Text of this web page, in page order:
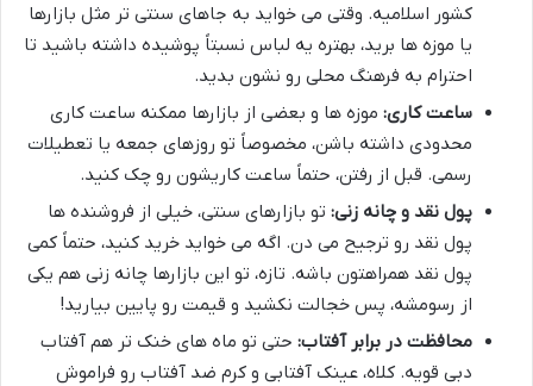
کشور اسلامیه. وقتی می خواید به جاهای سنتی تر مثل بازارها
یا موزه ها برید، بهتره یه لباس نسبتاً پوشیده داشته باشید تا
احترام به فرهنگ محلی رو نشون بدید.
ساعت کاری: موزه ها و بعضی از بازارها ممکنه ساعت کاری
محدودی داشته باشن، مخصوصاً تو روزهای جمعه یا تعطیلات
رسمی. قبل از رفتن، حتماً ساعت کاریشون رو چک کنید.
پول نقد و چانه زنی: تو بازارهای سنتی، خیلی از فروشنده ها
پول نقد رو ترجیح می دن. اگه می خواید خرید کنید، حتماً کمی
پول نقد همراهتون باشه. تازه، تو این بازارها چانه زنی هم یکی
از رسومشه، پس خجالت نکشید و قیمت رو پایین بیارید!
محافظت در برابر آفتاب: حتی تو ماه های خنک تر هم آفتاب
دبی قویه. کلاه، عینک آفتابی و کرم ضد آفتاب رو فراموش